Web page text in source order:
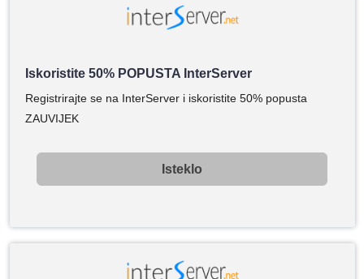
Iskoristite 50% POPUSTA InterServer
Registrirajte se na InterServer i iskoristite 50% popusta
ZAUVIJEK
Isteklo